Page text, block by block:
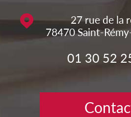
27 rue de la
78470 Saint-
01 30 52